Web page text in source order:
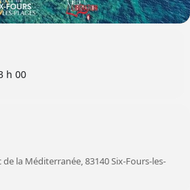
h 00
la Méditerranée, 83140 Six-Fours-les-